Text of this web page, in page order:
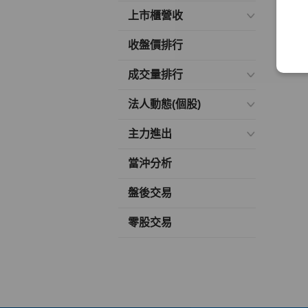
上市櫃營收
收盤價排行
成交量排行
法人動態(個股)
主力進出
當沖分析
盤後交易
零股交易